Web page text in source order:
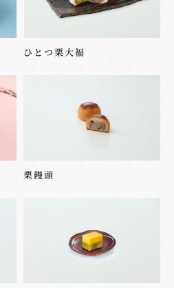
ひとつ栗大福
栗饅頭